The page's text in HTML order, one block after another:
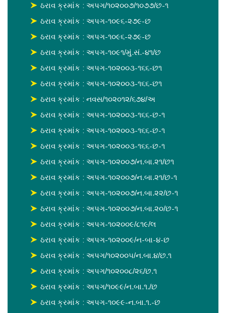
ઠરાવ ક્રમાંક : અપગ/૧૦૨૦૦૭/૧૦૭૭/છ-૧
ઠરાવ ક્રમાંક : અપગ-૧૦૯૬-૨૭૯-છ
ઠરાવ ક્રમાંક : અપગ-૧૦૯૬-૨૭૯-છ
ઠરાવ ક્રમાંક : અપગ-૧૦૯૧/મું.સં.-૪૧/છ
ઠરાવ ક્રમાંક : અપગ-૧૦૨૦૦૩-૧૬૬-છ૧
ઠરાવ ક્રમાંક : અપગ-૧૦૨૦૦૩-૧૬૬-છ૧
ઠરાવ ક્રમાંક : નવસ/૧૦૨૦૧૨/૬૭૪/અ
ઠરાવ ક્રમાંક : અપગ-૧૦૨૦૦૩-૧૬૬-છ-૧
ઠરાવ ક્રમાંક : અપગ-૧૦૨૦૦૩-૧૬૬-છ-૧
ઠરાવ ક્રમાંક : અપગ-૧૦૨૦૦૩-૧૬૬-છ-૧
ઠરાવ ક્રમાંક : અપગ-૧૦૨૦૦૭/ન.બા.૨૧/છ૧
ઠરાવ ક્રમાંક : અપગ-૧૦૨૦૦૭/ન.બા.૨૧/છ-૧
ઠરાવ ક્રમાંક : અપગ-૧૦૨૦૦૭/ન.બા.૨૨/છ-૧
ઠરાવ ક્રમાંક : અપગ-૧૦૨૦૦૭/ન.બા.૨૦/છ-૧
ઠરાવ ક્રમાંક : અપગ-૧૦૨૦૦૯/૮૧૯/લ
ઠરાવ ક્રમાંક : અપગ-૧૦૨૦૦૯/ન-બા-૪-છ
ઠરાવ ક્રમાંક : અપગ/૧૦૨૦૦૫/ન.બા.૪/છ.૧
ઠરાવ ક્રમાંક : અપગ/૧૦૨૦૦૮/૨૬/છ.૧
ઠરાવ ક્રમાંક : અપગ/૧૦૯૯/ન.બા.૧./છ
ઠરાવ ક્રમાંક : અપગ-૧૦૯૯-ન.બા.૧.-છ